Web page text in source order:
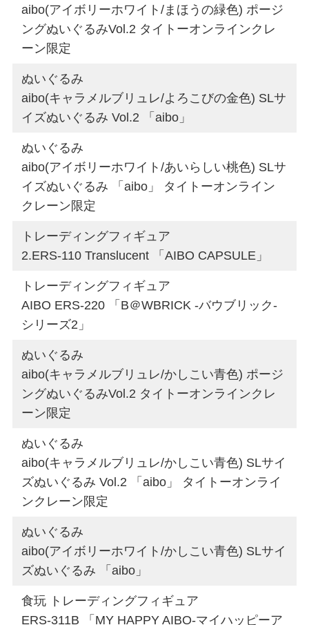
aibo(アイボリーホワイト/まほうの緑色) ポージ
ングぬいぐるみVol.2 タイトーオンラインクレ
ーン限定
ぬいぐるみ
aibo(キャラメルブリュレ/よろこびの金色) SLサ
イズぬいぐるみ Vol.2 「aibo」
ぬいぐるみ
aibo(アイボリーホワイト/あいらしい桃色) SLサ
イズぬいぐるみ 「aibo」 タイトーオンライン
クレーン限定
トレーディングフィギュア
2.ERS-110 Translucent 「AIBO CAPSULE」
トレーディングフィギュア
AIBO ERS-220 「B＠WBRICK -バウブリック-
シリーズ2」
ぬいぐるみ
aibo(キャラメルブリュレ/かしこい青色) ポージ
ングぬいぐるみVol.2 タイトーオンラインクレ
ーン限定
ぬいぐるみ
aibo(キャラメルブリュレ/かしこい青色) SLサイ
ズぬいぐるみ Vol.2 「aibo」 タイトーオンライ
ンクレーン限定
ぬいぐるみ
aibo(アイボリーホワイト/かしこい青色) SLサイ
ズぬいぐるみ 「aibo」
食玩 トレーディングフィギュア
ERS-311B 「MY HAPPY AIBO-マイハッピーア